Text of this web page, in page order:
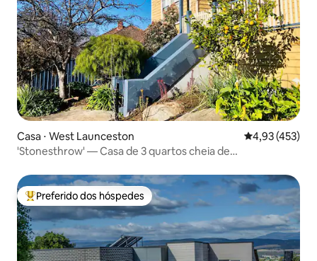
Casa ⋅ West Launceston 4,93 de uma
4,93 (453)
'Stonesthrow' — Casa de 3 quartos cheia de
Entre os melhores preferidos dos hóspedes
Preferido dos hóspedes